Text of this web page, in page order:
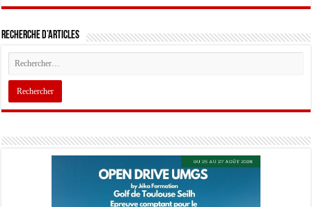
Recherche d’articles